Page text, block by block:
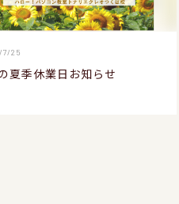
7/25
夏季休業日お知らせ